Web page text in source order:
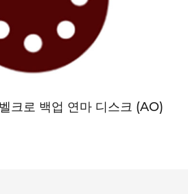
크로 백업 연마 디스크 (AO)